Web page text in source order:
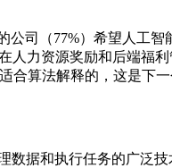
司（77%）希望人工
人力资源奖励和后端福
算法解释的，这是下一
据和执行任务的广泛